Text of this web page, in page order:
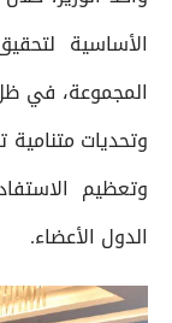
الأساسية
المجموعة، في
وتحديات
وتعظيم
الدول الأعضاء.